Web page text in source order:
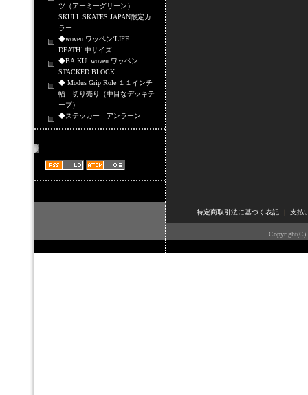
ツ（アーミーグリーン）
SKULL SKATES JAPAN限定カ
ラー
◆woven ワッペン‘LIFE
DEATH` 中サイズ
◆BA.KU. woven ワッペン
STACKED BLOCK
◆ Modus Grip Role １１インチ
幅 切り売り（中目なデッキテ
ープ）
◆ステッカー アンラーン
特定商取引法に基づく表記｜ 支払
Copyright(C)